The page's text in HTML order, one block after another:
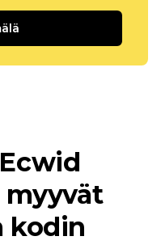
myyvät
kodin